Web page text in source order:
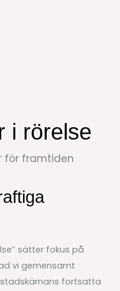
i rörelse
för framtiden
sätter fokus på
vi gemensamt
fortsatta